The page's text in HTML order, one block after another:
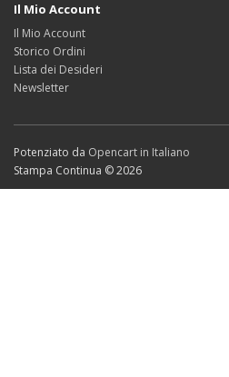
Il Mio Account
Il Mio Account
Storico Ordini
Lista dei Desideri
Newsletter
Potenziato da Opencart in Italiano
Stampa Continua © 2026